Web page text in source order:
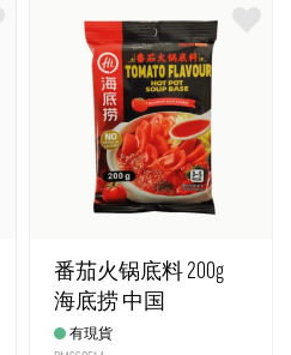
番茄火锅底料 200g
海底捞 中国
有現貨